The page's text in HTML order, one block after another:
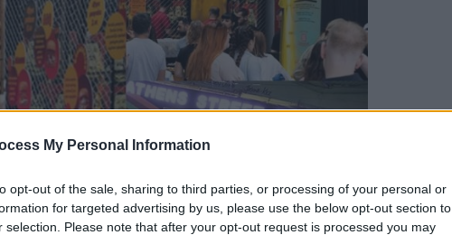
My Personal Information
opt-out of the sale, sharing to third parties, or processing of your personal or
for targeted advertising by us, please use the below opt-out section to
selection. Please note that after your opt-out request is processed you may